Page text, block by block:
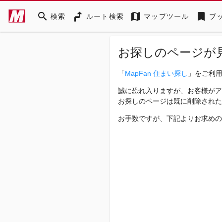
search 検索 ルート検索 map マップツール bookmark ブ
お探しのページが
「MapFan 住まい探し 」をご利
誠に恐れ入りますが、お客様が
お探しのページは既に削除され
お手数ですが、下記よりお求め